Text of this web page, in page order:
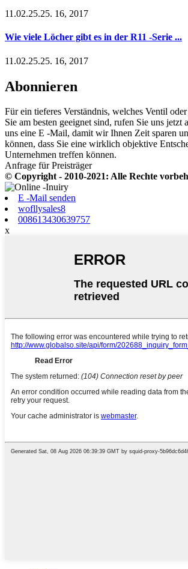
11.02.25.25. 16, 2017
Wie viele Löcher gibt es in der R11 -Serie ...
11.02.25.25. 16, 2017
Abonnieren
Für ein tieferes Verständnis, welches Ventil
Sie am besten geeignet sind, rufen Sie uns jetzt
uns eine E -Mail, damit wir Ihnen Zeit sparen
können, dass Sie eine wirklich objektive
Unternehmen treffen können.
Anfrage für Preisträger
© Copyright - 2010-2021: Alle Rechte
E -Mail senden
wofllysales8
008613430639757
x